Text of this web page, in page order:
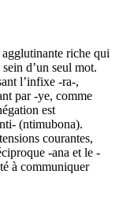
riche qui
d’un seul mot.
l’infixe -ra-,
par -ye, comme
est
(ntimubona).
courantes,
-ana et le -
à communiquer